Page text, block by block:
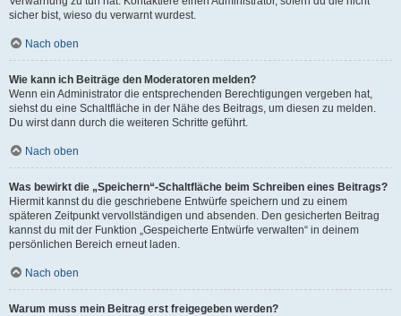
sicher bist, wieso du verwarnt wurdest.
Nach oben
Wie kann ich Beiträge den Moderatoren melden?
Wenn ein Administrator die entsprechenden Berechtigungen vergeben hat,
siehst du eine Schaltfläche in der Nähe des Beitrags, um diesen zu melden.
Du wirst dann durch die weiteren Schritte geführt.
Nach oben
Was bewirkt die „Speichern“-Schaltfläche beim Schreiben eines Beitrags?
Hiermit kannst du die geschriebene Entwürfe speichern und zu einem
späteren Zeitpunkt vervollständigen und absenden. Den gesicherten Beitrag
kannst du mit der Funktion „Gespeicherte Entwürfe verwalten“ in deinem
persönlichen Bereich erneut laden.
Nach oben
Warum muss mein Beitrag erst freigegeben werden?